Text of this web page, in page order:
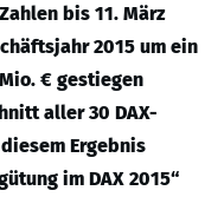
bis 11. März
2015 um ein
€ gestiegen
aller 30 DAX-
Ergebnis
im DAX 2015“